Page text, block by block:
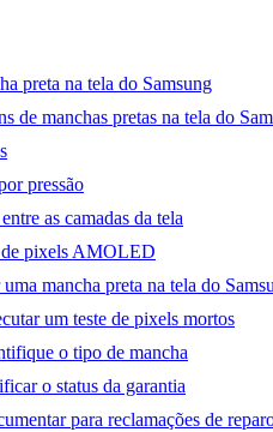
preta na tela do Samsung
de manchas pretas na tela do
pressão
as camadas da tela
de pixels AMOLED
mancha preta na tela do
um teste de pixels mortos
o tipo de mancha
o status da garantia
para reclamações de